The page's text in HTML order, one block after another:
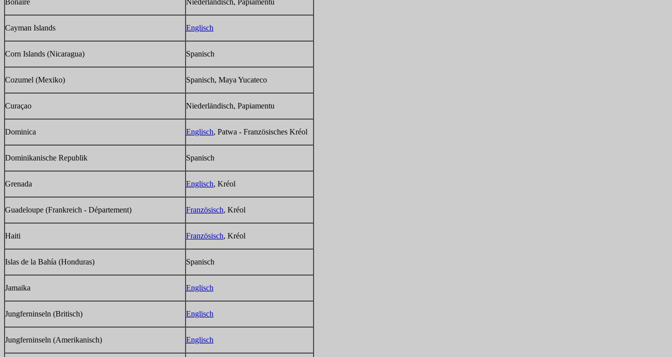
Cayman Islands Englisch
Corn Islands (Nicaragua) Spanisch
Cozumel (Mexiko) Spanisch, Maya Yucateco
Curaçao Niederländisch, Papiamentu
Dominica Englisch, Patwa - Französisches Kréol
Dominikanische Republik Spanisch
Grenada Englisch, Kréol
Guadeloupe (Frankreich - Département) Französisch, Kréol
Haiti Französisch, Kréol
Islas de la Bahía (Honduras) Spanisch
Jamaika Englisch
Jungferninseln (Britisch) Englisch
Jungferninseln (Amerikanisch) Englisch